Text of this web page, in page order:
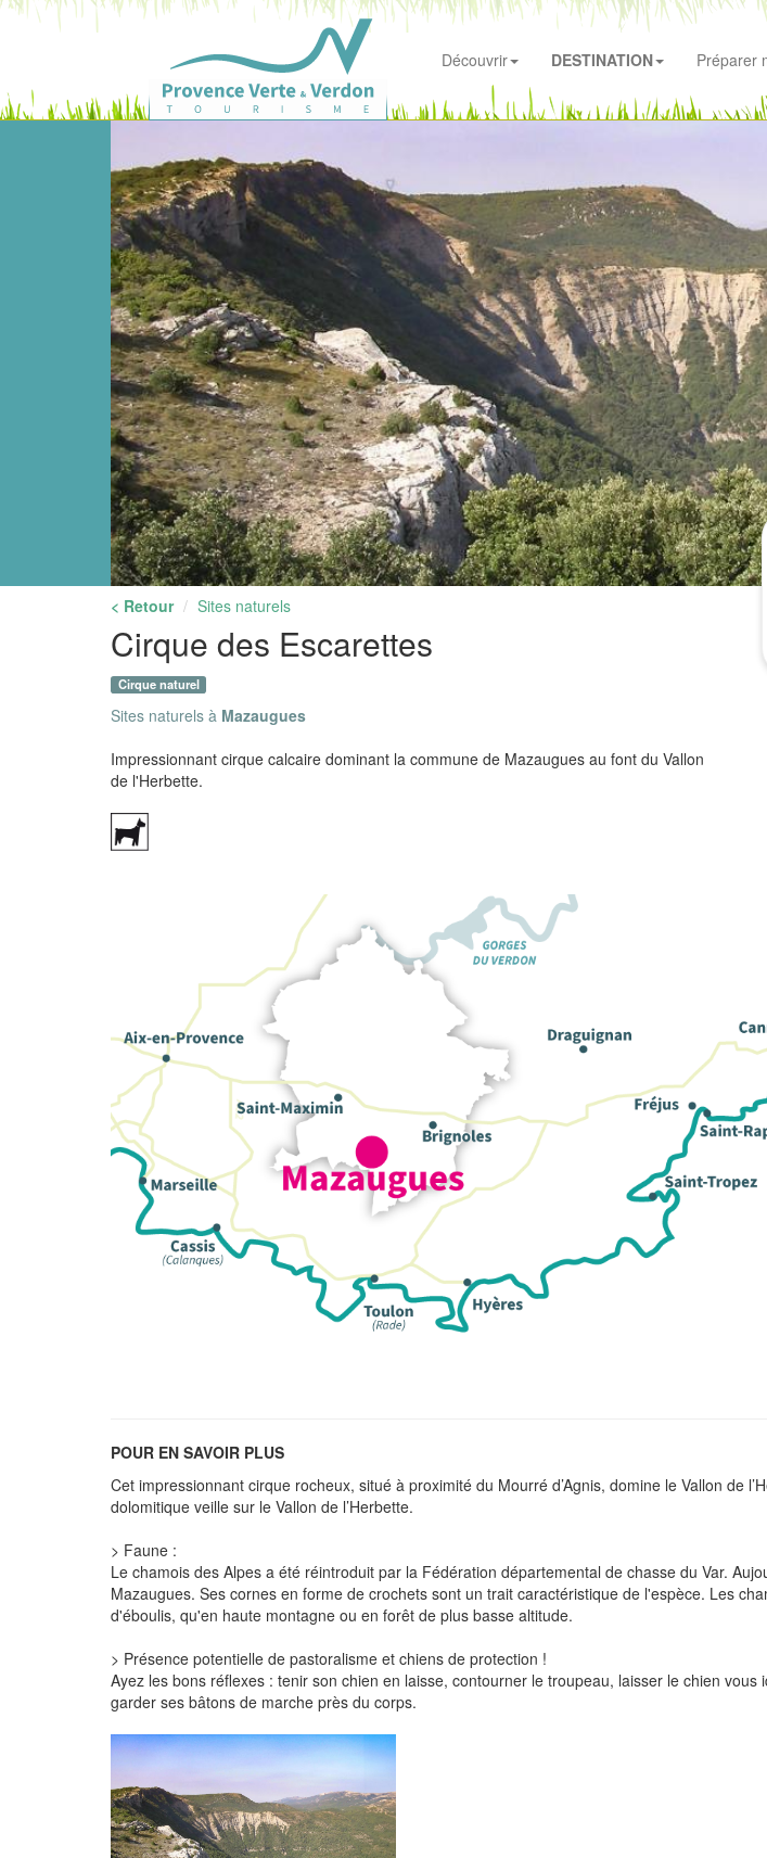
Découvrir
DESTINATION Préparer
< Retour Sites naturels
Cirque des Escarettes
Cirque naturel
Sites naturels à Mazaugues
Impressionnant cirque calcaire dominant la commune de Mazaugues au font du Vallon
de l'Herbette.
POUR EN SAVOIR PLUS
Cet impressionnant cirque rocheux, situé à proximité du Mourré d’Agnis, domine le Vallon de
dolomitique veille sur le Vallon de l’Herbette.
> Faune :
Le chamois des Alpes a été réintroduit par la Fédération départemental de chasse du Var.
Mazaugues. Ses cornes en forme de crochets sont un trait caractéristique de l'espèce. Les
d'éboulis, qu'en haute montagne ou en forêt de plus basse altitude.
> Présence potentielle de pastoralisme et chiens de protection !
Ayez les bons réflexes : tenir son chien en laisse, contourner le troupeau, laisser le chien
garder ses bâtons de marche près du corps.